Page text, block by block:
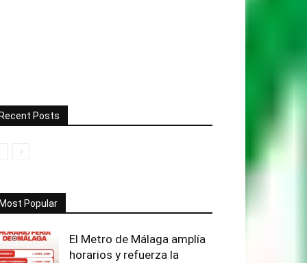
Posts
Popular
El Metro de Málaga amplía
horarios y refuerza la